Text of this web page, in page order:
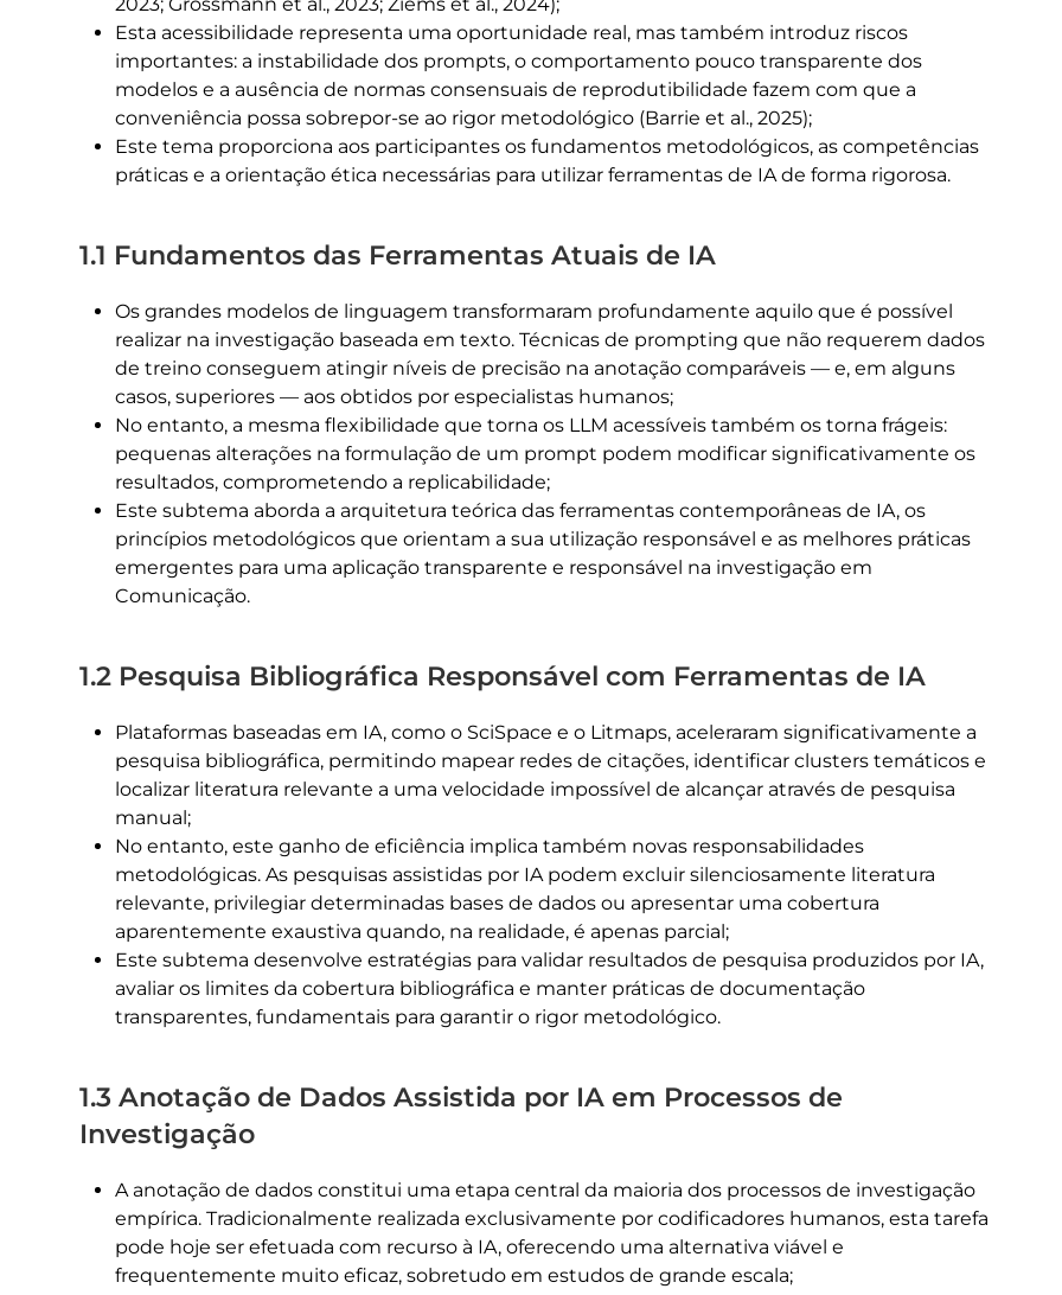
Esta acessibilidade representa uma oportunidade real, mas também introduz riscos
importantes: a instabilidade dos prompts, o comportamento pouco transparente dos
modelos e a ausência de normas consensuais de reprodutibilidade fazem com que a
conveniência possa sobrepor-se ao rigor metodológico (Barrie et al., 2025);
Este tema proporciona aos participantes os fundamentos metodológicos, as competências
práticas e a orientação ética necessárias para utilizar ferramentas de IA de forma rigorosa.
1.1 Fundamentos das Ferramentas Atuais de IA
Os grandes modelos de linguagem transformaram profundamente aquilo que é possível
realizar na investigação baseada em texto. Técnicas de prompting que não requerem dados
de treino conseguem atingir níveis de precisão na anotação comparáveis — e, em alguns
casos, superiores — aos obtidos por especialistas humanos;
No entanto, a mesma flexibilidade que torna os LLM acessíveis também os torna frágeis:
pequenas alterações na formulação de um prompt podem modificar significativamente os
resultados, comprometendo a replicabilidade;
Este subtema aborda a arquitetura teórica das ferramentas contemporâneas de IA, os
princípios metodológicos que orientam a sua utilização responsável e as melhores práticas
emergentes para uma aplicação transparente e responsável na investigação em
Comunicação.
1.2 Pesquisa Bibliográfica Responsável com Ferramentas de IA
Plataformas baseadas em IA, como o SciSpace e o Litmaps, aceleraram significativamente a
pesquisa bibliográfica, permitindo mapear redes de citações, identificar clusters temáticos e
localizar literatura relevante a uma velocidade impossível de alcançar através de pesquisa
manual;
No entanto, este ganho de eficiência implica também novas responsabilidades
metodológicas. As pesquisas assistidas por IA podem excluir silenciosamente literatura
relevante, privilegiar determinadas bases de dados ou apresentar uma cobertura
aparentemente exaustiva quando, na realidade, é apenas parcial;
Este subtema desenvolve estratégias para validar resultados de pesquisa produzidos por IA,
avaliar os limites da cobertura bibliográfica e manter práticas de documentação
transparentes, fundamentais para garantir o rigor metodológico.
1.3 Anotação de Dados Assistida por IA em Processos de
Investigação
A anotação de dados constitui uma etapa central da maioria dos processos de investigação
empírica. Tradicionalmente realizada exclusivamente por codificadores humanos, esta tarefa
pode hoje ser efetuada com recurso à IA, oferecendo uma alternativa viável e
frequentemente muito eficaz, sobretudo em estudos de grande escala;